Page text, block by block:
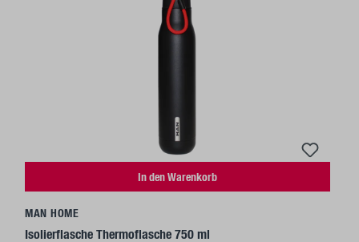
In den Warenkorb
MAN HOME
Isolierflasche Thermoflasche 750 ml